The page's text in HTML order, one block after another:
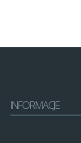
INFORMACJE